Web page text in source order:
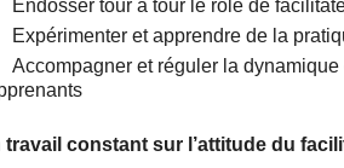
Endosser tour à tour le rôle de
Expérimenter et apprendre de la
Accompagner et réguler la
travail constant sur l’attitude du